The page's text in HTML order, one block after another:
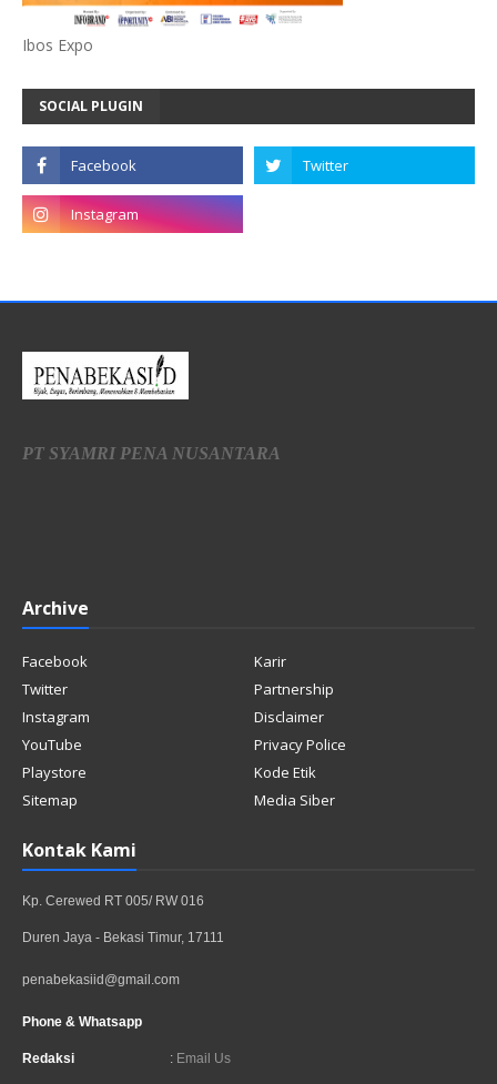
Ibos Expo
SOCIAL PLUGIN
PT SYAMRI PENA NUSANTARA
Archive
Facebook
Karir
Twitter
Partnership
Instagram
Disclaimer
YouTube
Privacy Police
Playstore
Kode Etik
Sitemap
Media Siber
Kontak Kami
Kp. Cerewed RT 005/ RW 016
Duren Jaya - Bekasi Timur, 17111
penabekasiid@gmail.com
Phone & Whatsapp
Redaksi : Email Us